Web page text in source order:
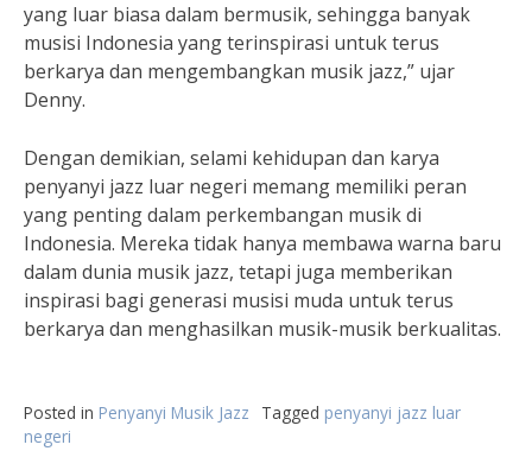
yang luar biasa dalam bermusik, sehingga banyak
musisi Indonesia yang terinspirasi untuk terus
berkarya dan mengembangkan musik jazz,” ujar
Denny.
Dengan demikian, selami kehidupan dan karya
penyanyi jazz luar negeri memang memiliki peran
yang penting dalam perkembangan musik di
Indonesia. Mereka tidak hanya membawa warna baru
dalam dunia musik jazz, tetapi juga memberikan
inspirasi bagi generasi musisi muda untuk terus
berkarya dan menghasilkan musik-musik berkualitas.
Posted in Penyanyi Musik Jazz Tagged penyanyi jazz luar
negeri